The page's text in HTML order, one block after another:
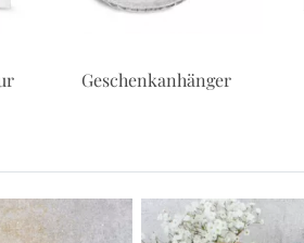
Flaschenetikett